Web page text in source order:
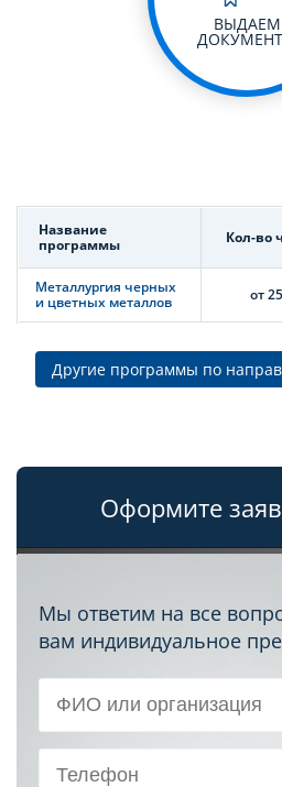
ВЫДАЕМ
Название
программы
Кол-во
Металлургия черных
и цветных металлов
от
Другие программы по
Оформите
Мы ответим на все
вам индивидуальное